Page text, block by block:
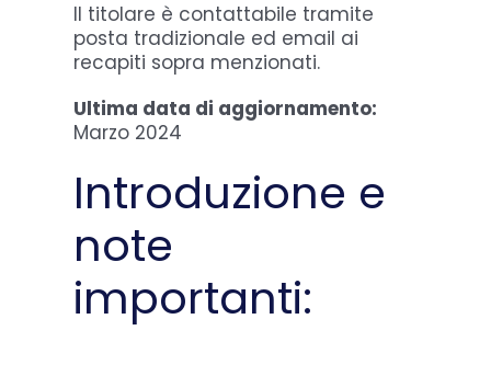
Il titolare è contattabile tramite
posta tradizionale ed email ai
recapiti sopra menzionati.
Ultima data di aggiornamento:
Marzo 2024
Introduzione e
note
importanti: